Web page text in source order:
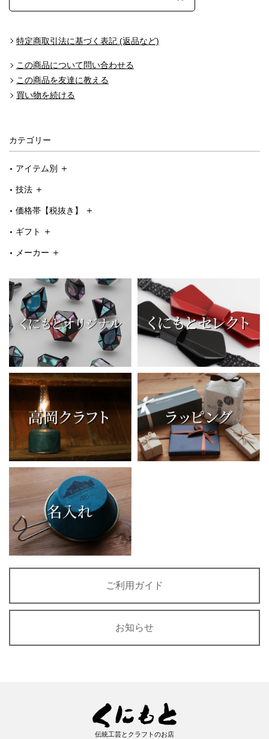
特定商取引法に基づく表記 (返品など)
この商品について問い合わせる
この商品を友達に教える
買い物を続ける
カテゴリー
アイテム別
技法
価格帯【税抜き】
ギフト
メーカー
ご利用ガイド
お知らせ
伝統工芸とクラフトのお店